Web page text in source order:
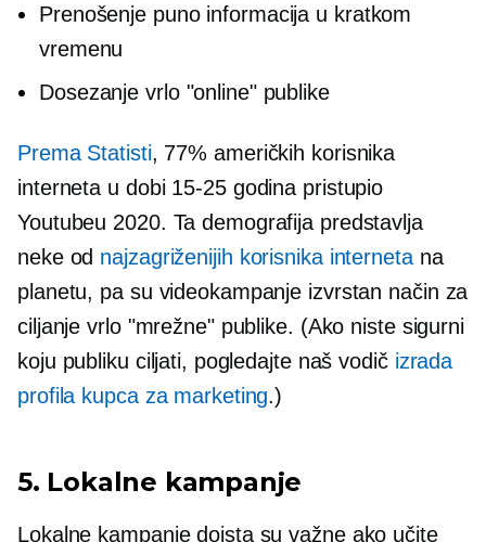
Prenošenje puno informacija u kratkom
vremenu
Dosezanje vrlo "online" publike
Prema Statisti, 77% američkih korisnika
interneta u dobi 15-25godina pristupio
Youtubeu 2020. Ta demografija predstavlja
neke od najzagriženijih korisnika internetana
planetu, pa su videokampanje izvrstan način za
ciljanje vrlo "mrežne" publike. (Ako niste sigurni
koju publiku ciljati, pogledajte naš vodič izrada
profila kupca za marketing.)
5. Lokalne kampanje
Lokalne kampanje doista su važne ako učite